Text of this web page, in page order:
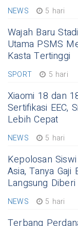
NEWS 5 hari
Wajah Baru
Utama PSMS
Kasta Tertinggi
SPORT 5 hari
Xiaomi 18 dan
Sertifikasi EEC,
Lebih Cepat
NEWS 5 hari
Kepolosan
Asia, Tanya Gaji
Langsung Diberi
NEWS 5 hari
Terbang